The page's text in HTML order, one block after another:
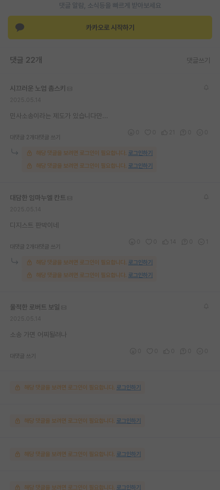
댓글 알람, 소식등을 빠르게 받아보세요
카카오로 시작하기
댓글 22개 댓글쓰기
시끄러운 노엄 촘스키
민사소송이라는 제도가 있습니다만...
대댓글 2개 대댓글 쓰기
해당 댓글을 보려면 로그인이 필요합니다. 로그인하기
해당 댓글을 보려면 로그인이 필요합니다. 로그인하기
대담한 임마누엘 칸트
디지스트 판박이네
대댓글 2개 대댓글 쓰기
해당 댓글을 보려면 로그인이 필요합니다. 로그인하기
해당 댓글을 보려면 로그인이 필요합니다. 로그인하기
울적한 로버트 보일
소송 가면 어찌될려나
대댓글 쓰기
해당 댓글을 보려면 로그인이 필요합니다. 로그인하기
해당 댓글을 보려면 로그인이 필요합니다. 로그인하기
해당 댓글을 보려면 로그인이 필요합니다. 로그인하기
해당 댓글을 보려면 로그인이 필요합니다. 로그인하기